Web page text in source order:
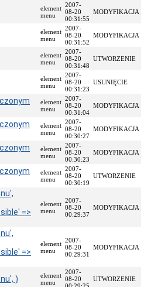
element
menu
2007-
08-20
00:31:55
MODYFIKACJA
element
menu
2007-
08-20
00:31:52
MODYFIKACJA
element
menu
2007-
08-20
00:31:48
UTWORZENIE
element
menu
2007-
08-20
00:31:23
USUNIĘCIE
element
menu
2007-
08-20
00:31:04
MODYFIKACJA
element
menu
2007-
08-20
00:30:27
MODYFIKACJA
element
menu
2007-
08-20
00:30:23
MODYFIKACJA
element
menu
2007-
08-20
00:30:19
UTWORZENIE
=>
element
menu
2007-
08-20
00:29:37
MODYFIKACJA
=>
element
menu
2007-
08-20
00:29:31
MODYFIKACJA
)
element
menu
2007-
08-20
UTWORZENIE